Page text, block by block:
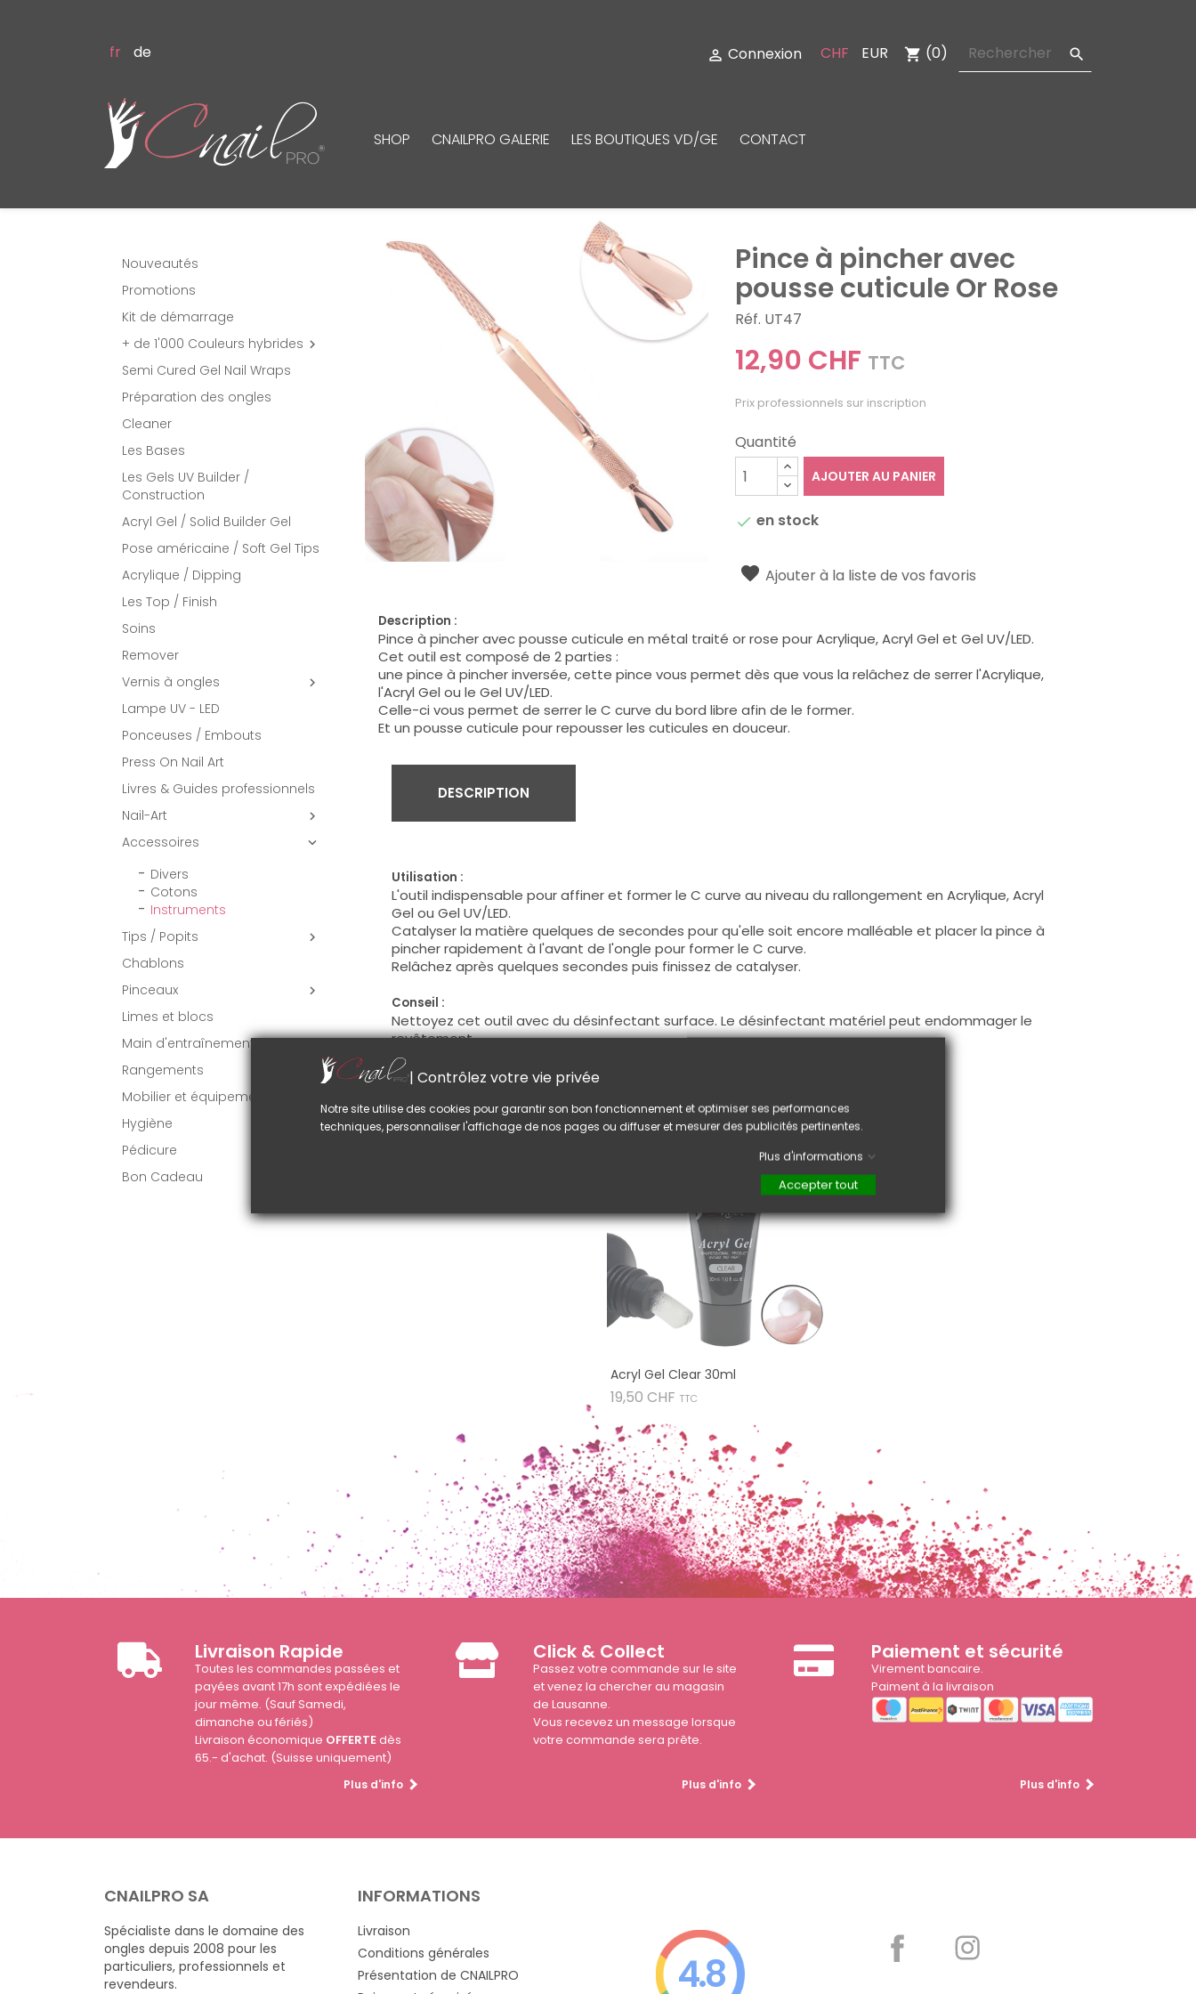
fr de  Connexion CHF EUR shopping_cart (0) 
SHOP CNAILPRO GALERIE LES BOUTIQUES VD/GE CONTACT
Nouveautés
Promotions
Kit de démarrage
+ de 1'000 Couleurs hybrides 
Semi Cured Gel Nail Wraps
Préparation des ongles
Cleaner
Les Bases
Les Gels UV Builder /
Construction
Acryl Gel / Solid Builder Gel
Pose américaine / Soft Gel Tips
Acrylique / Dipping
Les Top / Finish
Soins
Remover
Vernis à ongles

Lampe UV - LED
Ponceuses / Embouts
Press On Nail Art
Livres & Guides professionnels
Nail-Art

Accessoires 
Divers
Cotons
Instruments
Tips / Popits

Chablons
Pinceaux

Limes et blocs
Main d'entraînement
Rangements
Mobilier et équipement
Hygiène
Pédicure
Bon Cadeau
Pince à pincher avec
pousse cuticule Or Rose
Réf. UT47
12,90 CHF TTC
Prix professionnels sur inscription
Quantité
AJOUTER AU PANIER
 en stock
Ajouter à la liste de vos favoris
Description :
Pince à pincher avec pousse cuticule en métal traité or rose pour Acrylique, Acryl Gel et Gel UV/LED.
Cet outil est composé de 2 parties :
une pince à pincher inversée, cette pince vous permet dès que vous la relâchez de serrer l'Acrylique,
l'Acryl Gel ou le Gel UV/LED.
Celle-ci vous permet de serrer le C curve du bord libre afin de le former.
Et un pousse cuticule pour repousser les cuticules en douceur.
DESCRIPTION
Utilisation :
L'outil indispensable pour affiner et former le C curve au niveau du rallongement en Acrylique, Acryl
Gel ou Gel UV/LED.
Catalyser la matière quelques de secondes pour qu'elle soit encore malléable et placer la pince à
pincher rapidement à l'avant de l'ongle pour former le C curve.
Relâchez après quelques secondes puis finissez de catalyser.
Conseil :
Nettoyez cet outil avec du désinfectant surface. Le désinfectant matériel peut endommager le
revêtement.
Acryl Gel Clear 30ml
19,50 CHF Prix
TTC
Livraison Rapide
Toutes les commandes passées et
payées avant 17h sont expédiées le
jour même. (Sauf Samedi,
dimanche ou fériés)
Livraison économique OFFERTEdès
65.- d'achat. (Suisse uniquement)
Plus d'info
Click & Collect
Passez votre commande sur le site
et venez la chercher au magasin
de Lausanne.
Vous recevez un message lorsque
votre commande sera prête.
Plus d'info
Paiement et sécurité
Virement bancaire.
Paiment à la livraison
Plus d'info
CNAILPRO SA
Spécialiste dans le domaine des
ongles depuis 2008 pour les
particuliers, professionnels et
revendeurs.
INFORMATIONS
Livraison
Conditions générales
Présentation de CNAILPRO
4.8
| Contrôlez votre vie privée
Notre site utilise des cookies pour garantir son bon fonctionnement et optimiser ses performances
techniques, personnaliser l'affichage de nos pages ou diffuser et mesurer des publicités pertinentes.
Plus d'informations
Accepter tout